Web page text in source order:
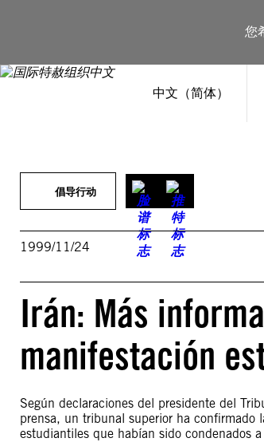
您
中文（简体）
倡导行动
1999/11/24
Irán: Más
manifestación
Según declaraciones del presidente del
prensa, un tribunal superior ha confirmado
estudiantiles que habían sido condenados